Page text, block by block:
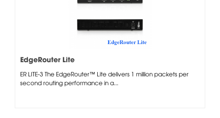
EdgeRouter Lite
ER LITE-3 The EdgeRouter™ Lite delivers 1 million packets per
second routing performance in a...